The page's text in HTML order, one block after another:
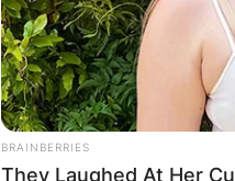
BRAINBERRIES
They Laughed At Her